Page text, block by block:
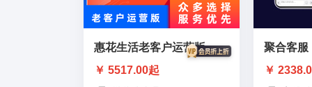
惠花生活老客户运营版
￥ 5517.00起
聚合客服
￥